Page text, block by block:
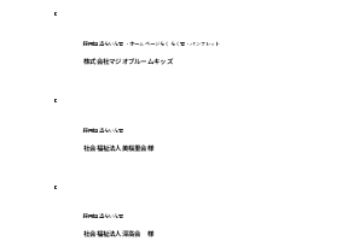
採用担当らいん君・ホームページらくらく君・パンフレット
株式会社マジオブルームキッズ
採用担当らいん君
社会福祉法人美桜里会様
採用担当らいん君
社会福祉法人深高会 様